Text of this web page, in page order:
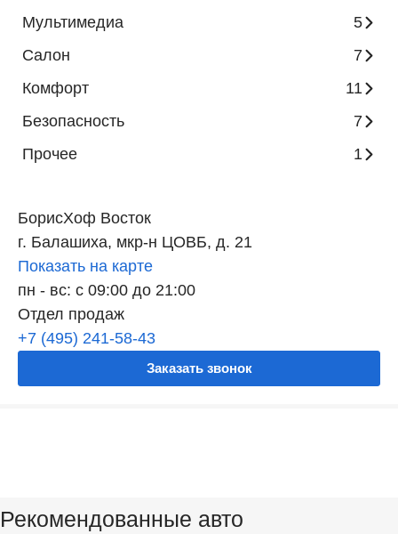
Мультимедиа
5
Салон
7
Комфорт
11
Безопасность
7
Прочее
1
БорисХоф Восток
г. Балашиха, мкр-н ЦОВБ, д. 21
Показать на карте
пн - вс: с 09:00 до 21:00
Отдел продаж
+7 (495) 241-58-43
Заказать звонок
Рекомендованные авто